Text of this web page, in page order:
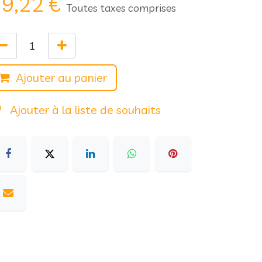
Toutes taxes comprises
Ajouter au panier
Ajouter à la liste de souhaits